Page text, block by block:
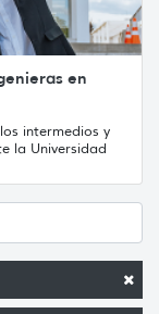
en
intermedios y
la Universidad